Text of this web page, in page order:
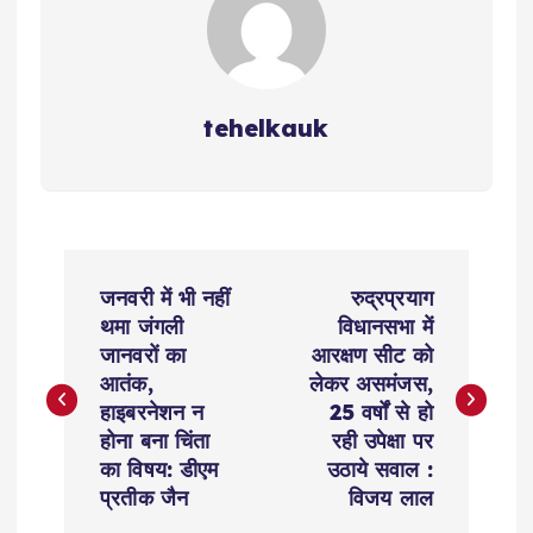
tehelkauk
s
जनवरी में भी नहीं
थमा जंगली
जानवरों का
आतंक,
हाइबरनेशन न
होना बना चिंता
का विषय: डीएम
प्रतीक जैन
रुद्रप्रयाग
विधानसभा में
आरक्षण सीट को
लेकर असमंजस,
25 वर्षों से हो
रही उपेक्षा पर
उठाये सवाल :
विजय लाल